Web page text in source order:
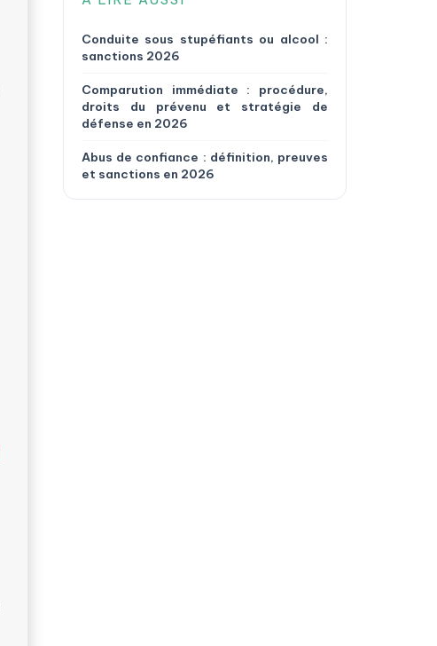
Conduite sous stupéfiants ou alcool :
sanctions 2026
Comparution immédiate : procédure,
droits du prévenu et stratégie de
défense en 2026
Abus de confiance : définition, preuves
et sanctions en 2026